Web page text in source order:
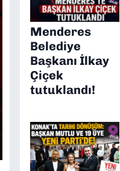
Menderes
Belediye
Başkanı İlkay
Çiçek
tutuklandı!